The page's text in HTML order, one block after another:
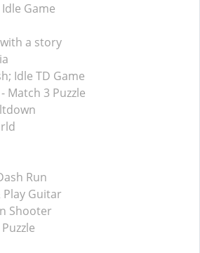
Game
a story
Idle TD Game
Match 3 Puzzle
Run
Guitar
Shooter